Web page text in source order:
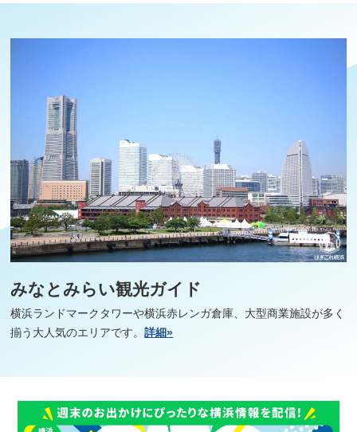
みなとみらい観光ガイド
横浜ランドマークタワーや横浜赤レンガ倉庫、大型商業施設が多く
揃う大人気のエリアです。詳細»